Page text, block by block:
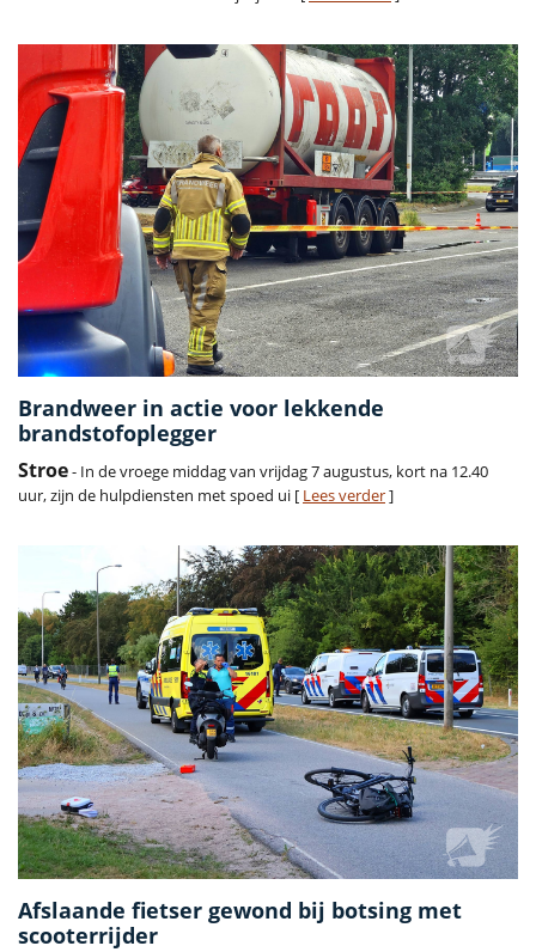
Brandweer in actie voor lekkende
brandstofoplegger
Stroe- In de vroege middag van vrijdag 7 augustus, kort na 12.40
uur, zijn de hulpdiensten met spoed ui [ Lees verder]
Afslaande fietser gewond bij botsing met
scooterrijder